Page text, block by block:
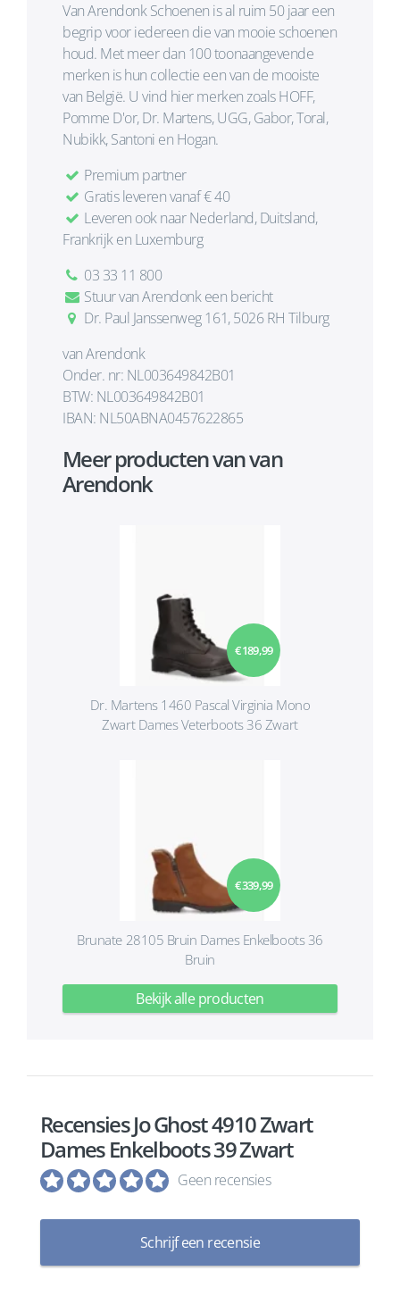
Van Arendonk Schoenen is al ruim 50 jaar een
begrip voor iedereen die van mooie schoenen
houd. Met meer dan 100 toonaangevende
merken is hun collectie een van de mooiste
van België. U vind hier merken zoals HOFF,
Pomme D'or, Dr. Martens, UGG, Gabor, Toral,
Nubikk, Santoni en Hogan.
Premium partner
Gratis leveren vanaf € 40
Leveren ook naar Nederland, Duitsland,
Frankrijk en Luxemburg
03 33 11 800
Stuur van Arendonk een bericht
Dr. Paul Janssenweg 161, 5026 RH Tilburg
van Arendonk
Onder. nr: NL003649842B01
BTW: NL003649842B01
IBAN: NL50ABNA0457622865
Meer producten van van
Arendonk
€ 189,99
Dr. Martens 1460 Pascal Virginia Mono
Zwart Dames Veterboots 36 Zwart
€ 339,99
Brunate 28105 Bruin Dames Enkelboots 36
Bruin
Bekijk alle producten
Recensies Jo Ghost 4910 Zwart
Dames Enkelboots 39 Zwart
Geen recensies
Schrijf een recensie